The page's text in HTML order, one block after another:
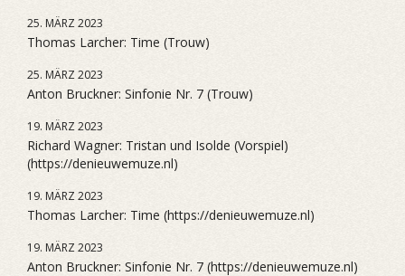
25. MÄRZ 2023
Thomas Larcher: Time (Trouw)
25. MÄRZ 2023
Anton Bruckner: Sinfonie Nr. 7 (Trouw)
19. MÄRZ 2023
Richard Wagner: Tristan und Isolde (Vorspiel)
(https://denieuwemuze.nl)
19. MÄRZ 2023
Thomas Larcher: Time (https://denieuwemuze.nl)
19. MÄRZ 2023
Anton Bruckner: Sinfonie Nr. 7 (https://denieuwemuze.nl)